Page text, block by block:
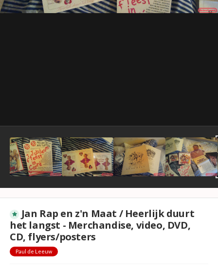
Jan Rap en z'n Maat / Heerlijk duurt
het langst - Merchandise, video, DVD,
CD, flyers/posters
Paul de Leeuw